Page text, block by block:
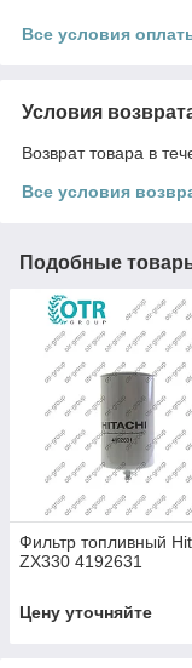
Все условия
Условия
Возврат товара в
Все условия
Подобные
Фильтр топливный
ZX330 4192631
Цену уточняйте